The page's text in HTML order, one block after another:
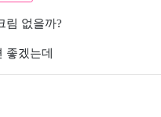
림 없을까?
좋겠는데